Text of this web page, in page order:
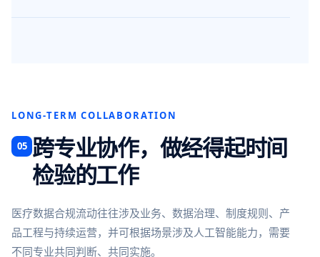
LONG-TERM COLLABORATION
05 跨专业协作，做经得起时间
检验的工作
医疗数据合规流动往往涉及业务、数据治理、制度规则、产
品工程与持续运营，并可根据场景涉及人工智能能力，需要
不同专业共同判断、共同实施。